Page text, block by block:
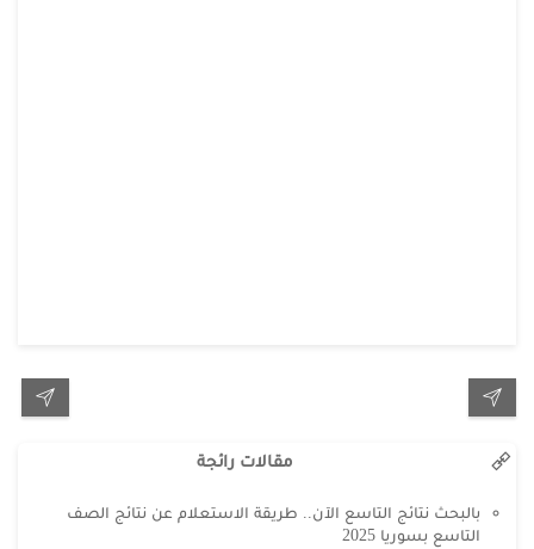
مقالات رائجة
بالبحث نتائج التاسع الآن.. طريقة الاستعلام عن نتائج الصف
التاسع بسوريا 2025